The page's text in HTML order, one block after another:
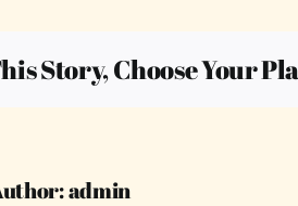
Story, Choose Your
admin